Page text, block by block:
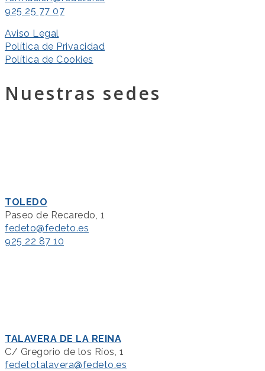
925 25 77 07
Aviso Legal
Política de Privacidad
Política de Cookies
Nuestras sedes
TOLEDO
Paseo de Recaredo, 1
fedeto@fedeto.es
925 22 87 10
TALAVERA DE LA REINA
C/ Gregorio de los Ríos, 1
fedetotalavera@fedeto.es